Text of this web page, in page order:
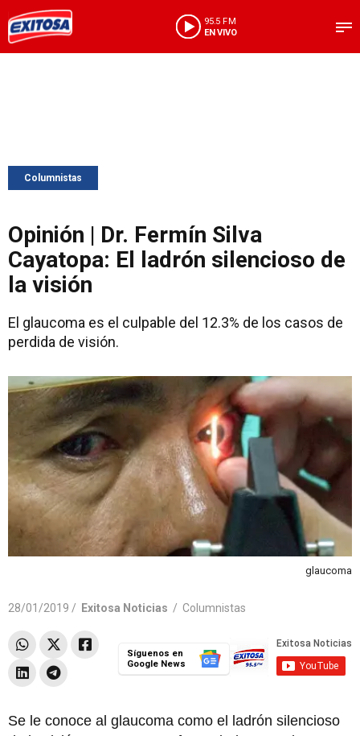
95.5 FM
EN VIVO
Columnistas
Opinión | Dr. Fermín Silva
Cayatopa: El ladrón silencioso de
la visión
El glaucoma es el culpable del 12.3% de los casos de
perdida de visión.
glaucoma
28/01/2019 / Exitosa Noticias / Columnistas
Síguenos en
Google News
Se le conoce al glaucoma como el ladrón silencioso